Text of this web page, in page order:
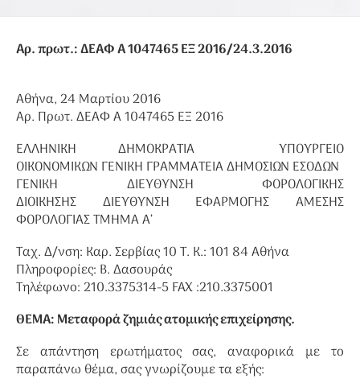
Αρ. πρωτ.: ΔΕΑΦ Α 1047465 ΕΞ 2016/24.3.2016
Αθήνα, 24 Μαρτίου 2016
Αρ. Πρωτ. ΔΕΑΦ Α 1047465 ΕΞ 2016
ΕΛΛΗΝΙΚΗ ΔΗΜΟΚΡΑΤΙΑ ΥΠΟΥΡΓΕΙΟ
ΟΙΚΟΝΟΜΙΚΩΝ ΓΕΝΙΚΗ ΓΡΑΜΜΑΤΕΙΑ ΔΗΜΟΣΙΩΝ ΕΣΟΔΩΝ
ΓΕΝΙΚΗ ΔΙΕΥΘΥΝΣΗ ΦΟΡΟΛΟΓΙΚΗΣ
ΔΙΟΙΚΗΣΗΣ ΔΙΕΥΘΥΝΣΗ ΕΦΑΡΜΟΓΗΣ ΑΜΕΣΗΣ
ΦΟΡΟΛΟΓΙΑΣ ΤΜΗΜΑ Α’
Ταχ. Δ/νση: Καρ. Σερβίας 10 Τ. Κ.: 101 84 Αθήνα
Πληροφορίες: Β. Δασουράς
Τηλέφωνο: 210.3375314-5 FAX :210.3375001
ΘΕΜΑ: Μεταφορά ζημιάς ατομικής επιχείρησης.
Σε απάντηση ερωτήματος σας, αναφορικά με το
παραπάνω θέμα, σας γνωρίζουμε τα εξής: